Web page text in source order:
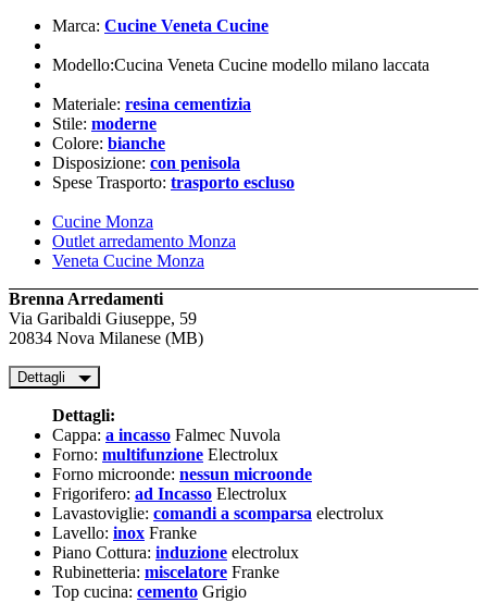
Marca: Cucine Veneta Cucine
Modello:Cucina Veneta Cucine modello milano laccata
Materiale: resina cementizia
Stile: moderne
Colore: bianche
Disposizione: con penisola
Spese Trasporto: trasporto escluso
Cucine Monza
Outlet arredamento Monza
Veneta Cucine Monza
Brenna Arredamenti
Via Garibaldi Giuseppe, 59
20834 Nova Milanese (MB)
Dettagli
Dettagli:
Cappa: a incasso Falmec Nuvola
Forno: multifunzione Electrolux
Forno microonde: nessun microonde
Frigorifero: ad Incasso Electrolux
Lavastoviglie: comandi a scomparsa electrolux
Lavello: inox Franke
Piano Cottura: induzione electrolux
Rubinetteria: miscelatore Franke
Top cucina: cemento Grigio